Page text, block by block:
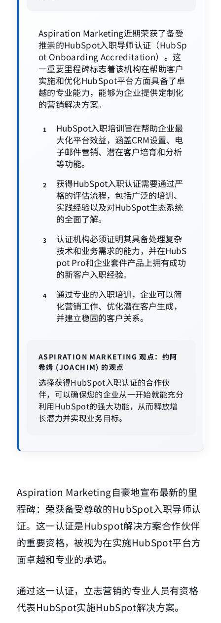
Aspiration Marketing近期荣获了备受
推崇的HubSpot入职导师认证（HubSp
ot Onboarding Accreditation）。这
一重要里程碑标志着该机构在帮助客户
实施和优化HubSpot平台方面具备了卓
越的专业能力，能够为企业提供定制化
的营销解决方案。
HubSpot入职培训旨在帮助企业最
大化平台效益，涵盖CRM设置、电
子邮件营销、潜在客户培育和分析
等功能。
获得HubSpot入职认证需要通过严
格的评估流程，包括广泛的培训、
实践经验以及对HubSpot生态系统
的全面了解。
认证机构必须证明其具备处理复杂
技术和业务需求的能力，并在HubS
pot Pro和企业套件产品上拥有成功
的新客户入职经验。
通过专业的入职培训，企业可以简
化营销工作、优化潜在客户生成，
并建立稳固的客户关系。
ASPIRATION MARKETING 观点：约阿
希姆 (JOACHIM) 的观点
选择获得HubSpot入职认证的合作伙
伴，可以确保您的企业从一开始就能充分
利用HubSpot的强大功能，从而释放增
长潜力并实现业务目标。
Aspiration Marketing自豪地宣布最新的里
程碑：荣获备受尊敬的HubSpot入职导师认
证。这一认证是Hubspot解决方案合作伙伴
的重要资格，被视为在实施HubSpot平台方
面卓越和专业的承诺。
通过这一认证，立志营销的专业人员有资格
代表HubSpot实施HubSpot解决方案。